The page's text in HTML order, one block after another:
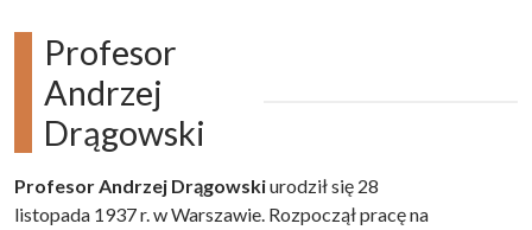
Profesor
Andrzej
Drągowski
Profesor Andrzej Drągowskiurodził się 28
listopada 1937 r. w Warszawie. Rozpoczął pracę na